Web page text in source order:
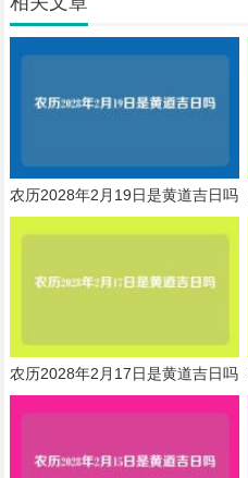
农历2028年2月19日是黄道吉日吗
农历2028年2月17日是黄道吉日吗